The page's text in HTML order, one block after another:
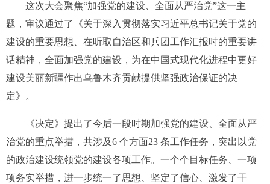
这次大会聚焦“加强党的建设、全面从严治党”这一主
题，审议通过了《关于深入贯彻落实习近平总书记关于党的
建设的重要思想、在听取自治区和兵团工作汇报时的重要讲
话精神，全面加强党的建设，为在中国式现代化进程中更好
建设美丽新疆作出乌鲁木齐贡献提供坚强政治保证的决
定》。
《决定》提出了今后一段时期加强党的建设、全面从严
治党的重点举措，共涉及6 个方面23 条工作任务，突出以党
的政治建设统领党的建设各项工作。一个个目标任务、一项
项务实举措，进一步统一了思想、坚定了信心、激发了干